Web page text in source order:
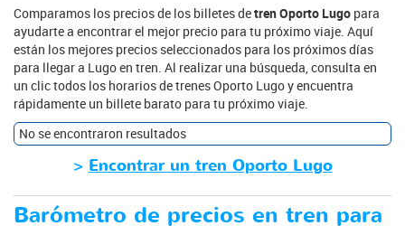
Comparamos los precios de los billetes detren Oporto Lugo para
ayudarte a encontrar el mejor precio para tu próximo viaje. Aquí
están los mejores precios seleccionados para los próximos días
para llegar a Lugo en tren. Al realizar una búsqueda, consulta en
un clic todos los horarios de trenes Oporto Lugo y encuentra
rápidamente un billete barato para tu próximo viaje.
No se encontraron resultados
> Encontrar un tren Oporto Lugo
Barómetro de precios en tren para